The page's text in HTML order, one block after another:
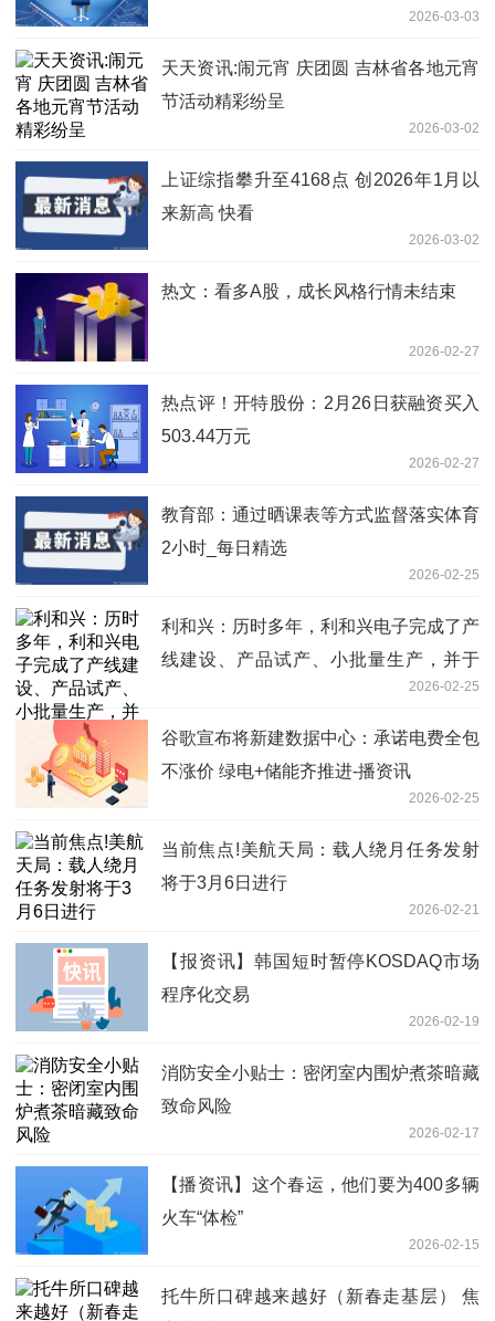
2026-03-03
天天资讯:闹元宵 庆团圆 吉林省各地元宵
节活动精彩纷呈
2026-03-02
上证综指攀升至4168点 创2026年1月以
来新高 快看
2026-03-02
热文：看多A股，成长风格行情未结束
2026-02-27
热点评！开特股份：2月26日获融资买入
503.44万元
2026-02-27
教育部：通过晒课表等方式监督落实体育
2小时_每日精选
2026-02-25
利和兴：历时多年，利和兴电子完成了产
线建设、产品试产、小批量生产，并于
2026-02-25
谷歌宣布将新建数据中心：承诺电费全包
不涨价 绿电+储能齐推进-播资讯
2026-02-25
当前焦点!美航天局：载人绕月任务发射
将于3月6日进行
2026-02-21
【报资讯】韩国短时暂停KOSDAQ市场
程序化交易
2026-02-19
消防安全小贴士：密闭室内围炉煮茶暗藏
致命风险
2026-02-17
【播资讯】这个春运，他们要为400多辆
火车“体检”
2026-02-15
托牛所口碑越来越好（新春走基层） 焦